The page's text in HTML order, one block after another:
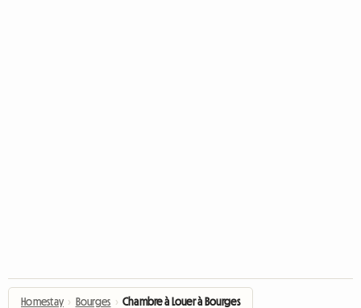
Homestay › Bourges › Chambre à Louer à Bourges